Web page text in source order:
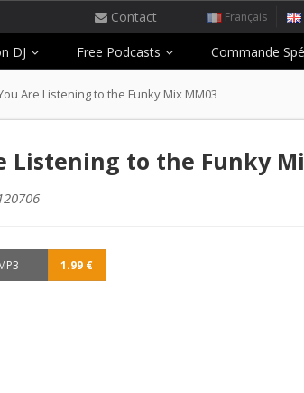
Contact Français
DJ Free Podcasts Commande
Are Listening to the Funky Mix MM03
Listening to the Funky
1.99 €